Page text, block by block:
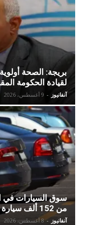
بريجة: الصحة
لقيادة الحكومة
آنفانيوز - 9 أغسطس، 2026
سوق السيارات في
من 152 ألف سيارة جديدة خلال 7 أشهر
آنفانيوز - 8 أغسطس، 2026